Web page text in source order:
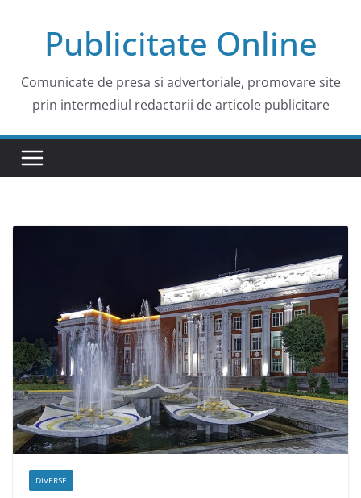
Publicitate Online
Comunicate de presa si advertoriale, promovare site
prin intermediul redactarii de articole publicitare
DIVERSE